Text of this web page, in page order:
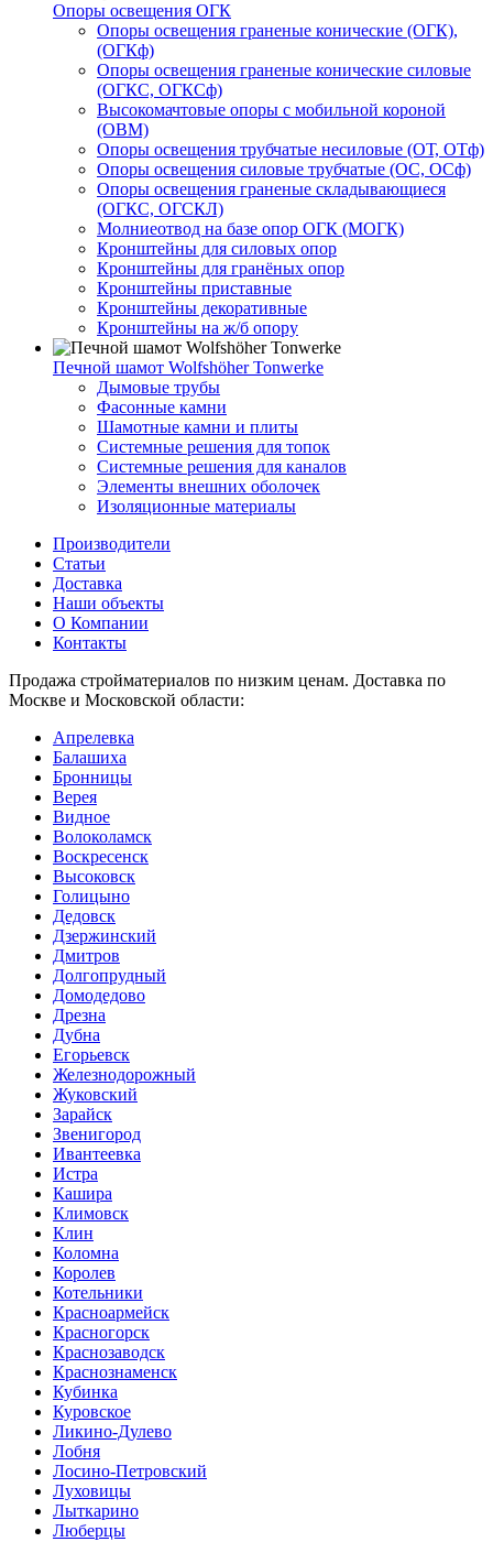
Опоры освещения ОГК
Опоры освещения граненые конические (ОГК),
(ОГКф)
Опоры освещения граненые конические силовые
(ОГКС, ОГКСф)
Высокомачтовые опоры с мобильной короной
(ОВМ)
Опоры освещения трубчатые несиловые (ОТ, ОТф)
Опоры освещения силовые трубчатые (ОС, ОСф)
Опоры освещения граненые складывающиеся
(ОГКС, ОГСКЛ)
Молниеотвод на базе опор ОГК (МОГК)
Кронштейны для силовых опор
Кронштейны для гранёных опор
Кронштейны приставные
Кронштейны декоративные
Кронштейны на ж/б опору
Печной шамот Wolfshöher Tonwerke
Дымовые трубы
Фасонные камни
Шамотные камни и плиты
Системные решения для топок
Системные решения для каналов
Элементы внешних оболочек
Изоляционные материалы
Производители
Статьи
Доставка
Наши объекты
О Компании
Контакты
Продажа стройматериалов по низким ценам. Доставка по
Москве и Московской области:
Апрелевка
Балашиха
Бронницы
Верея
Видное
Волоколамск
Воскресенск
Высоковск
Голицыно
Дедовск
Дзержинский
Дмитров
Долгопрудный
Домодедово
Дрезна
Дубна
Егорьевск
Железнодорожный
Жуковский
Зарайск
Звенигород
Ивантеевка
Истра
Кашира
Климовск
Клин
Коломна
Королев
Котельники
Красноармейск
Красногорск
Краснозаводск
Краснознаменск
Кубинка
Куровское
Ликино-Дулево
Лобня
Лосино-Петровский
Луховицы
Лыткарино
Люберцы